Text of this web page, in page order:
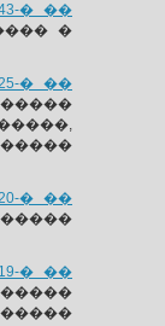
� ��
�
� ��
� ��
� ��